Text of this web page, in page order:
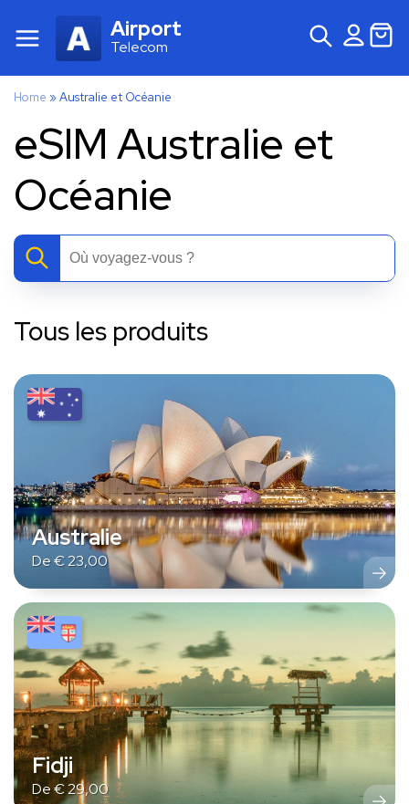
Airport
Telecom
Home »Australie et Océanie
eSIM Australie et
Océanie
Tous les produits
Australie
De€23,00
Fidji
De€29,00